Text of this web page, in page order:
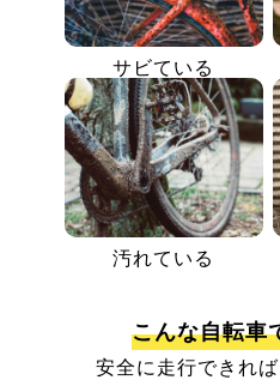
サビている
汚れている
こんな自転車
安全に走行できれ